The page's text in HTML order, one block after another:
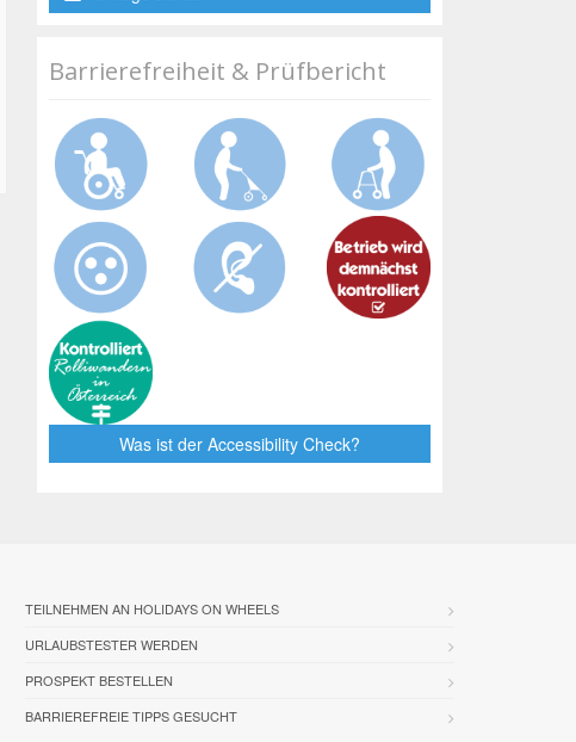
Barrierefreiheit & Prüfbericht
Was ist der Accessibility Check?
TEILNEHMEN AN HOLIDAYS ON WHEELS
URLAUBSTESTER WERDEN
PROSPEKT BESTELLEN
BARRIEREFREIE TIPPS GESUCHT